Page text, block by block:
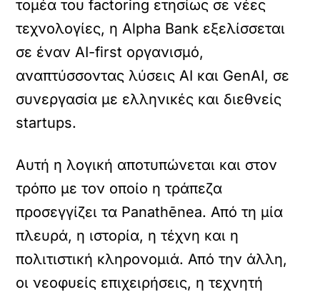
τομέα του ‭factoring‬ ετησίως‭ ‬σε νέες
τεχνολογίες, ‭η Alpha Bank εξελίσσεται
‬σε έναν AI‭-‬first οργανισμό,
αναπτύσσοντας λύσεις AI και GenAI‭, ‬σε
συνεργασία με ελληνικές και διεθνείς
startups‭. ‬
Αυτή η λογική αποτυπώνεται και στον
τρόπο με τον οποίο η τράπεζα
προσεγγίζει τα Panathēnea. Από τη μία
πλευρά, η ιστορία, η τέχνη και η
πολιτιστική κληρονομιά. Από την άλλη,
οι νεοφυείς επιχειρήσεις, η τεχνητή